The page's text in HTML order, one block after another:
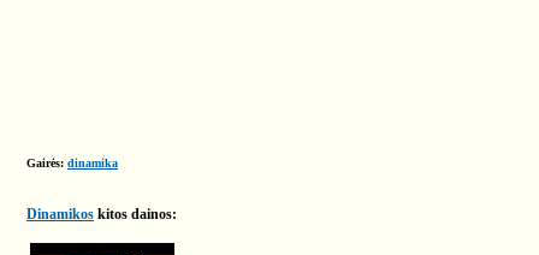
Gairės: dinamika
Dinamikos kitos dainos: